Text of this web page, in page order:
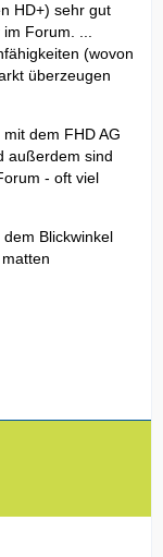
HD+) sehr gut
im Forum. ...
(wovon
überzeugen
dem FHD AG
außerdem sind
- oft viel
Blickwinkel